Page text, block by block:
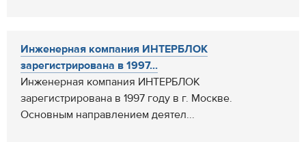
Инженерная компания ИНТЕРБЛОК
зарегистрирована в 1997...
Инженерная компания ИНТЕРБЛОК
зарегистрирована в 1997 году в г. Москве.
Основным направлением деятел...